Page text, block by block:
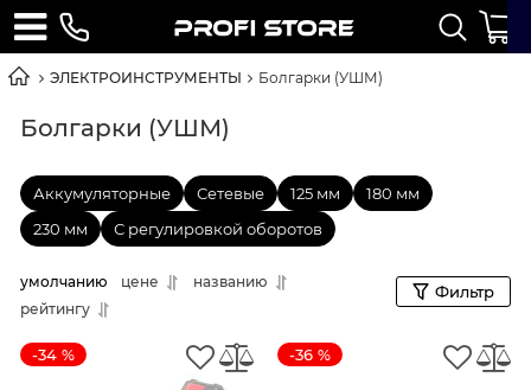
ЭЛЕКТРОИНСТРУМЕНТЫ Болгарки (УШМ)
Болгарки (УШМ)
Аккумуляторные Сетевые 125 мм
180 мм
230 мм
С регулировкой оборотов
умолчанию цене
названию
рейтингу
Фильтр
-34 % -36 %